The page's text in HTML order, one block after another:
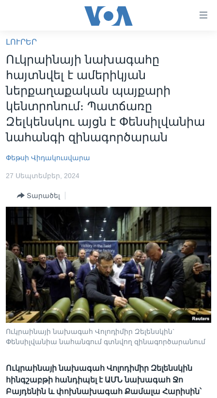
հիմնական
բովանդակությանը
անցնել
հիմնական
բովանդակությանը
հիմնական
բովանդակություն
ԼՈՒՐԵՐ
ՍՓՅՈՒՌՔ
ՏԵՍԱՆՅՈՒԹԵՐ
ՖԻԼՄԵՐ
ՖԻԼՄԵՐ
IN ENGLISH
ՄԵՐ ՄԱՍԻՆ
ՄԵՐ ՄԱՍԻՆ
«ԱՄԵՐԻԿԱՅԻ ՁԱՅՆ»-Ի ԿԱՆՈՆԱԴՐՈՒԹՅՈՒՆ
ԿԱՊ ՄԵԶ ՀԵՏ
ՈՒԿՐԱԻՆԱԿԱՆ ՊԱՏԵՐԱԶՄ
Learning English
ՀԵՏԵՒԵՔ ՄԵԶ
Լեզուներ
ԼՈՒՐԵՐ
Ուկրաինայի նախագահը
հայտնվել է ամերիկյան
ներքաղաքական պայքարի
կենտրոնում։ Պատճառը
Զելկենսկու այցն է Փենսիլվանիա
նահանգի զինագործարան
Փեթսի Վիդակուսվարա
27 Սեպտեմբեր, 2024
Տարածել
Ուկրաինայի նախագահ Վոլոդիմիր Զելենսկին`
Փենսիլվանիա նահանգում գտնվող զինագործարանում
Ուկրաինայի նախագահ Վոլոդիմիր Զելենսկին
հինգշաբթի հանդիպել է ԱՄՆ նախագահ Ջո
Բայդենին և փոխնախագահ Քամալա Հարիսին՝